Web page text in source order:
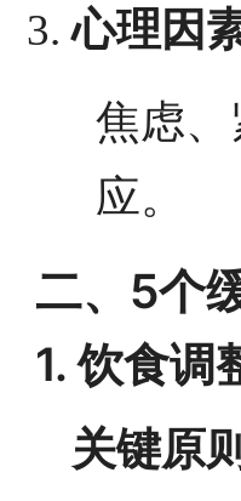
心理因
焦虑
应。
二、5个
1. 饮食调
关键原